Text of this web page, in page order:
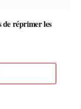
de réprimer les